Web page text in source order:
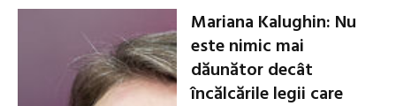
Mariana Kalughin: Nu
este nimic mai
dăunător decât
încălcările legii care